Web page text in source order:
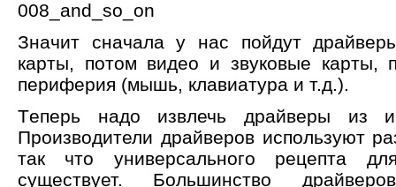
008_and_so_on
Значит сначала у нас пойдут
карты, потом видео и звуковые карты,
периферия (мышь, клавиатура и т.д.).
Tеперь надо извлечь драйверы из
Производители драйверов используют
так что универсального рецепта
существует. Большинство